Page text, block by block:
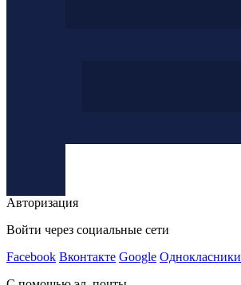
Авторизация
Войти через социальные сети
Facebook Вконтакте Google Однокласники